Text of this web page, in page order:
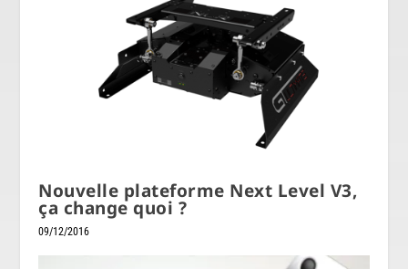
Nouvelle plateforme Next Level V3,
ça change quoi ?
09/12/2016